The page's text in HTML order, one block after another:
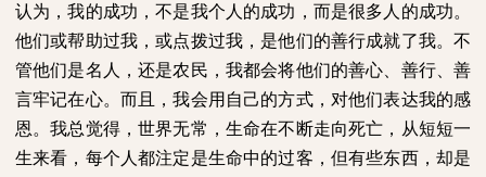
认为，我的成功，不是我个人的成功，而是很多人的成功。
他们或帮助过我，或点拨过我，是他们的善行成就了我。不
管他们是名人，还是农民，我都会将他们的善心、善行、善
言牢记在心。而且，我会用自己的方式，对他们表达我的感
恩。我总觉得，世界无常，生命在不断走向死亡，从短短一
生来看，每个人都注定是生命中的过客，但有些东西，却是